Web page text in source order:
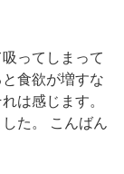
ってしまって
食欲が増すな
は感じます。
た。 こんばん